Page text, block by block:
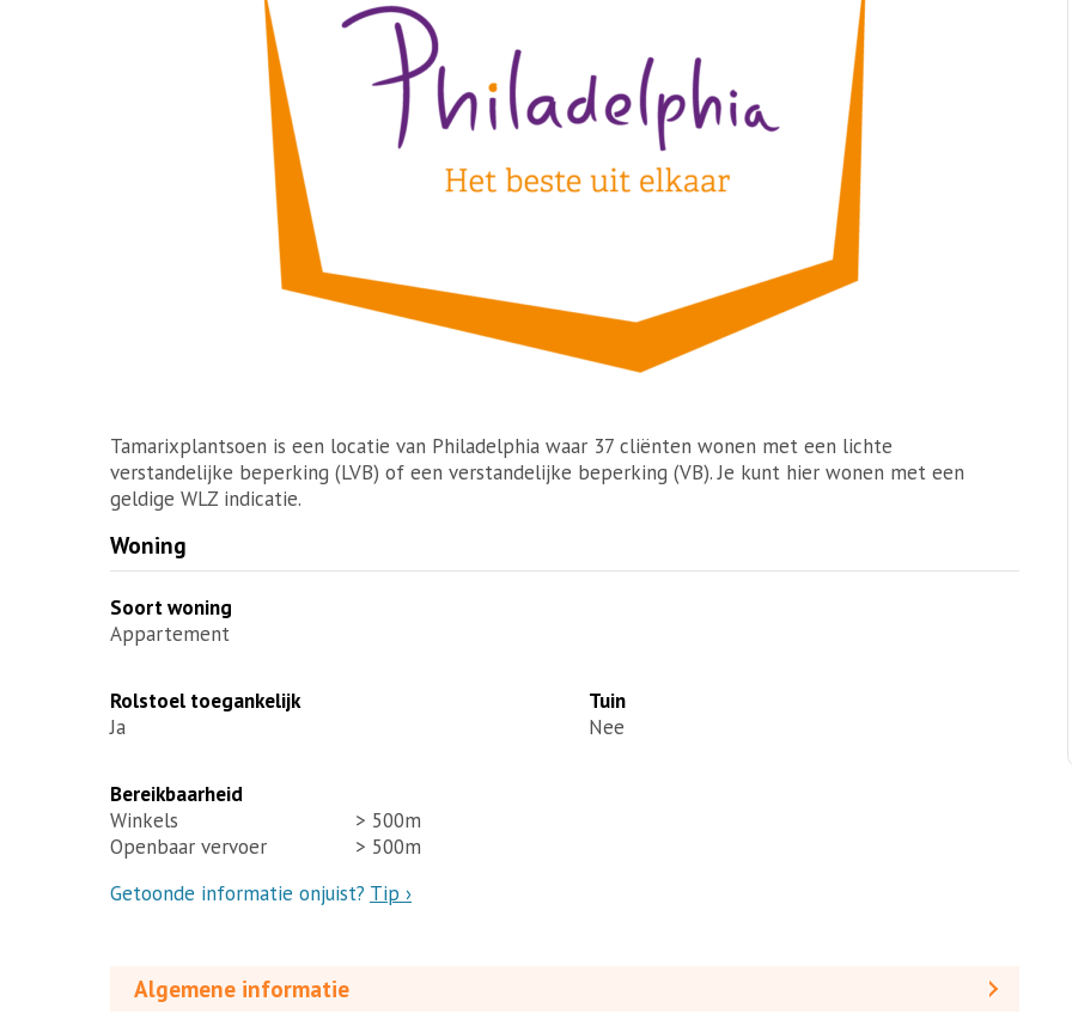
Tamarixplantsoen is een locatie van Philadelphia waar 37 cliënten wonen met een lichte
verstandelijke beperking (LVB) of een verstandelijke beperking (VB). Je kunt hier wonen met een
geldige WLZ indicatie.
Woning
Soort woning
Appartement
Rolstoel toegankelijk
Ja
Tuin
Nee
Bereikbaarheid
Winkels
> 500m
Openbaar vervoer
> 500m
Getoonde informatie onjuist? Tip ›
Algemene informatie